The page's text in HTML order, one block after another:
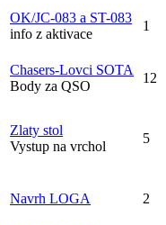
OK/JC-083 a ST-083
info z aktivace
1
Chasers-Lovci SOTA
Body za QSO
12
Zlaty stol
Vystup na vrchol
5
Navrh LOGA 2